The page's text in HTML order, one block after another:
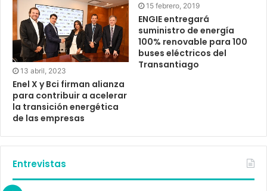
13 abril, 2023
Enel X y Bci firman alianza
para contribuir a acelerar
la transición energética
de las empresas
15 febrero, 2019
ENGIE entregará
suministro de energía
100% renovable para 100
buses eléctricos del
Transantiago
Entrevistas